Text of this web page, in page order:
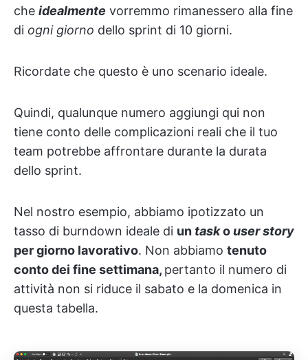
che idealmente vorremmo rimanessero alla fine
di ogni giorno dello sprint di 10 giorni.
Ricordate che questo è uno scenario ideale.
Quindi, qualunque numero aggiungi qui non
tiene conto delle complicazioni reali che il tuo
team potrebbe affrontare durante la durata
dello sprint.
Nel nostro esempio, abbiamo ipotizzato un
tasso di burndown ideale di un taskouser story
per giorno lavorativo. Non abbiamo tenuto
conto dei fine settimana, pertanto il numero di
attività non si riduce il sabato e la domenica in
questa tabella.